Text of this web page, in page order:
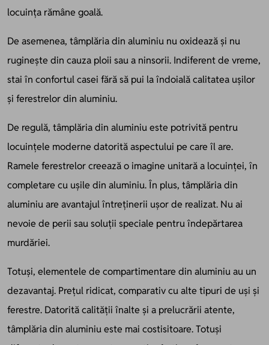
locuința rămâne goală.
De asemenea, tâmplăria din aluminiu nu oxidează și nu
ruginește din cauza ploii sau a ninsorii. Indiferent de vreme,
stai în confortul casei fără să pui la îndoială calitatea ușilor
și ferestrelor din aluminiu.
De regulă, tâmplăria din aluminiu este potrivită pentru
locuințele moderne datorită aspectului pe care îl are.
Ramele ferestrelor creează o imagine unitară a locuinței, în
completare cu ușile din aluminiu. În plus, tâmplăria din
aluminiu are avantajul întreținerii ușor de realizat. Nu ai
nevoie de perii sau soluții speciale pentru îndepărtarea
murdăriei.
Totuși, elementele de compartimentare din aluminiu au un
dezavantaj. Prețul ridicat, comparativ cu alte tipuri de uși și
ferestre. Datorită calității înalte și a prelucrării atente,
tâmplăria din aluminiu este mai costisitoare. Totuși